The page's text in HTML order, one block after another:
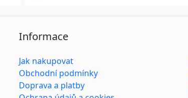
Informace
Jak nakupovat
Obchodní podmínky
Doprava a platby